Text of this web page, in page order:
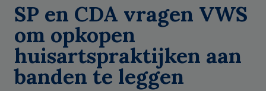
SP en CDA vragen VWS
om opkopen
huisartspraktijken aan
banden te leggen